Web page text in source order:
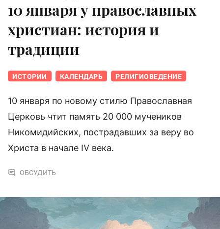
10 января у православных
христиан: история и
традиции
ИСТОРИИ КАЛЕНДАРЬ РЕЛИГИОВЕДЕНИЕ
10 января по новому стилю Православная
Церковь чтит память 20 000 мучеников
Никомидийских, пострадавших за веру во
Христа в начале IV века.
ОБСУДИТЬ